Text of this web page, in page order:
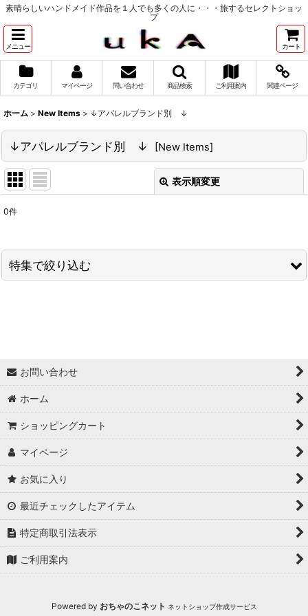
素晴らしいハンドメイド作品を１人でも多くの人に・・・旅するセレクトショッ
プ
メニュー カート
カテゴリ マイページ 問い合わせ 商品検索 ご利用案内 関連ページ
ホーム > New Items > ↓アパレルブランド別 ↓
↓アパレルブランド別 ↓ [New Items]
表示順変更
並び順 :
0件
特集で絞り込む
★Ethical Life Goods:エシカルライフ商品
★Original Select
★Handmade ~ハンドメイド~
★プレゼントにおすすめアイテム
★ユニセックス unisex
お問い合わせ
ホーム
ショッピングカート
マイページ
お気に入り
最近チェックしたアイテム
特定商取引法表示
ご利用案内
Powered by おちゃのこネット ネットショップ作成サービス